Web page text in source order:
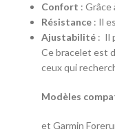
Confort : Grâce
Résistance : Il
Ajustabilité : Il
Ce bracelet est
ceux qui
Modèles
et Garmin